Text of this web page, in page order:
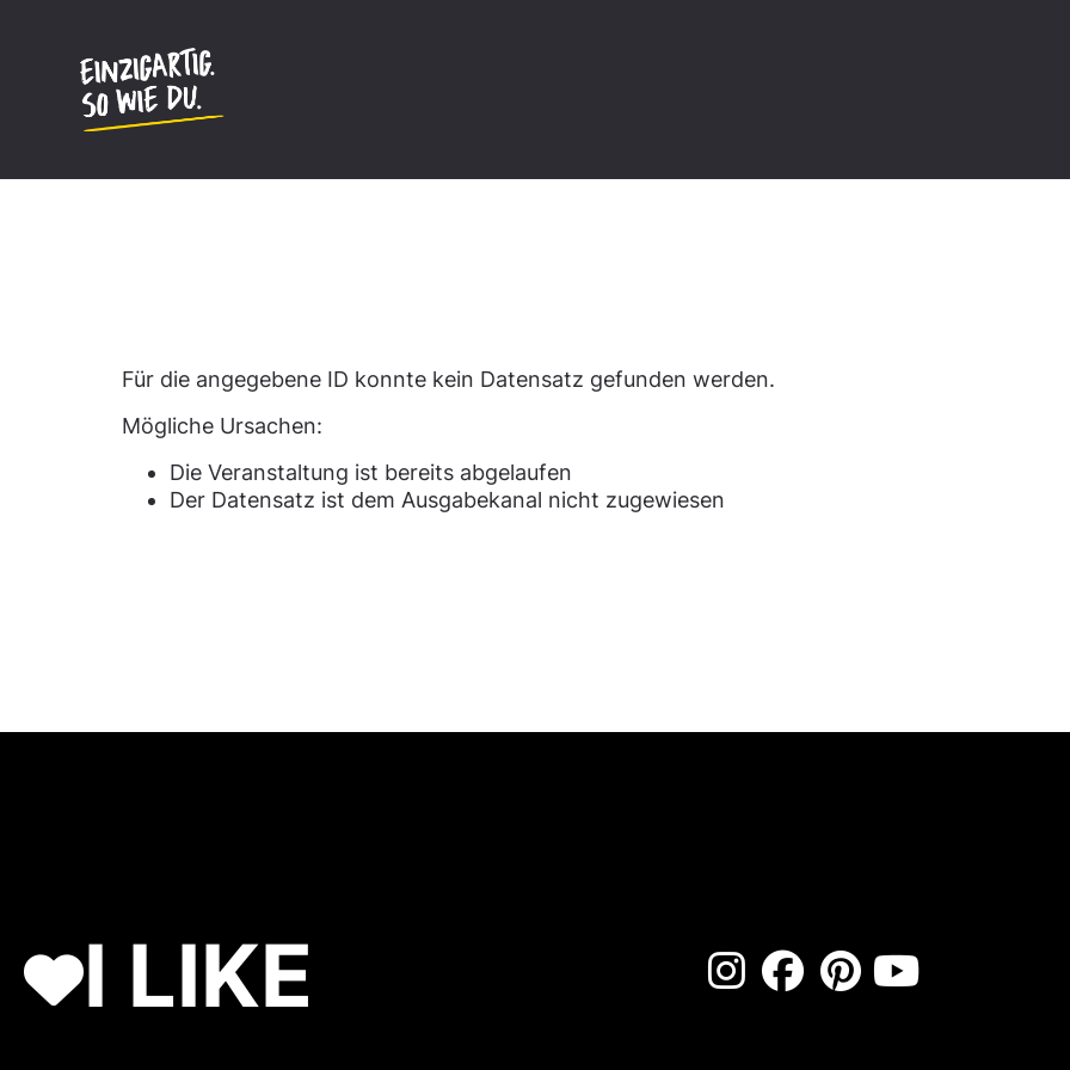
Für die angegebene ID konnte kein Datensatz gefunden werden.
Mögliche Ursachen:
Die Veranstaltung ist bereits abgelaufen
Der Datensatz ist dem Ausgabekanal nicht zugewiesen
I LIKE